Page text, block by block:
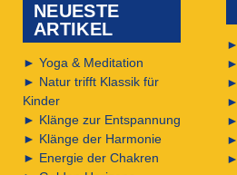
NEUESTE
ARTIKEL
► Yoga & Meditation
► Natur trifft Klassik für
Kinder
► Klänge zur Entspannung
► Klänge der Harmonie
► Energie der Chakren
►
►
►
►
►
►
►